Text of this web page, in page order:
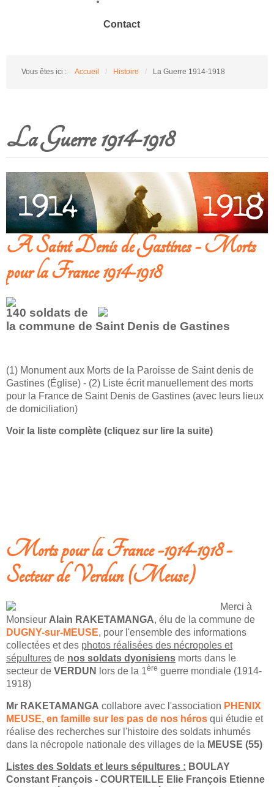
Contact
Vous êtes ici : Accueil / Histoire / La Guerre 1914-1918
La Guerre 1914-1918
A Saint Denis de Gastines - Morts
pour la France 1914-1918
140 soldats de
la commune de Saint Denis de Gastines
(1) Monument aux Morts de la Paroisse de Saint denis de
Gastines (Église) - (2) Liste écrit manuellement des morts
pour la France de Saint Denis de Gastines (avec leurs lieux
de domiciliation)
Voir la liste complète (cliquez sur lire la suite)
Morts pour la France -1914-1918 -
Secteur de Verdun (Meuse)
Merci à
Monsieur Alain RAKETAMANGA, élu de la commune de
DUGNY-sur-MEUSE, pour l'ensemble des informations
collectées et des photos réalisées des nécropoles et
sépultures de nos soldats dyonisiens morts dans le
secteur de VERDUN lors de la 1ère guerre mondiale (1914-
1918)
Mr RAKETAMANGA collabore avec l'association PHENIX
MEUSE, en famille sur les pas de nos héros qui étudie et
réalise des recherches sur l'histoire des soldats inhumés
dans la nécropole nationale des villages de la MEUSE (55)
Listes des Soldats et leurs sépultures : BOULAY
Constant François - COURTEILLE Elie François Etienne